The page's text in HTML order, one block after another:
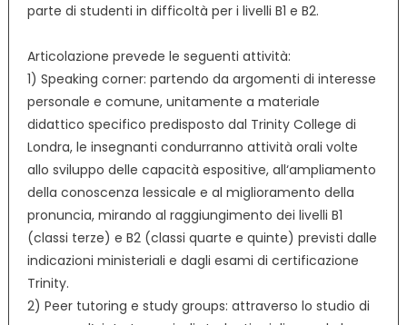
parte di studenti in difficoltà per i livelli B1 e B2.
Articolazione prevede le seguenti attività:
1) Speaking corner: partendo da argomenti di interesse
personale e comune, unitamente a materiale
didattico specifico predisposto dal Trinity College di
Londra, le insegnanti condurranno attività orali volte
allo sviluppo delle capacità espositive, all‘ampliamento
della conoscenza lessicale e al miglioramento della
pronuncia, mirando al raggiungimento dei livelli B1
(classi terze) e B2 (classi quarte e quinte) previsti dalle
indicazioni ministeriali e dagli esami di certificazione
Trinity.
2) Peer tutoring e study groups: attraverso lo studio di